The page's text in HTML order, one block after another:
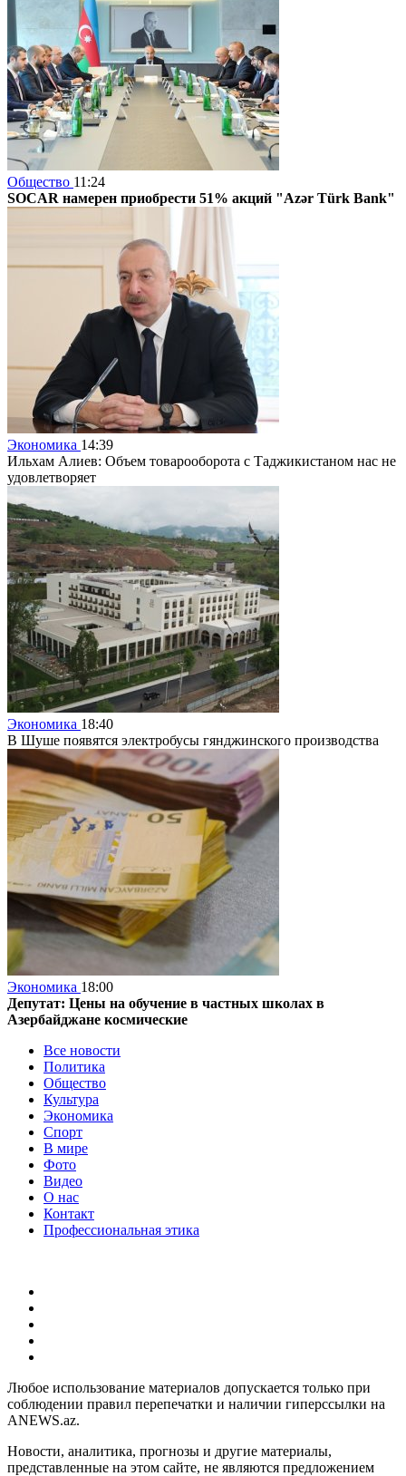
Общество 11:24
SOCAR намерен приобрести 51% акций "Azər Türk Bank"
Экономика 14:39
Ильхам Алиев: Объем товарооборота с Таджикистаном нас не
удовлетворяет
Экономика 18:40
В Шуше появятся электробусы гянджинского производства
Экономика 18:00
Депутат: Цены на обучение в частных школах в
Азербайджане космические
Все новости
Политика
Общество
Культура
Экономика
Спорт
В мире
Фото
Видео
О нас
Контакт
Профессиональная этика
Любое использование материалов допускается только при
соблюдении правил перепечатки и наличии гиперссылки на
ANEWS.az.
Новости, аналитика, прогнозы и другие материалы,
представленные на этом сайте, не являются предложением